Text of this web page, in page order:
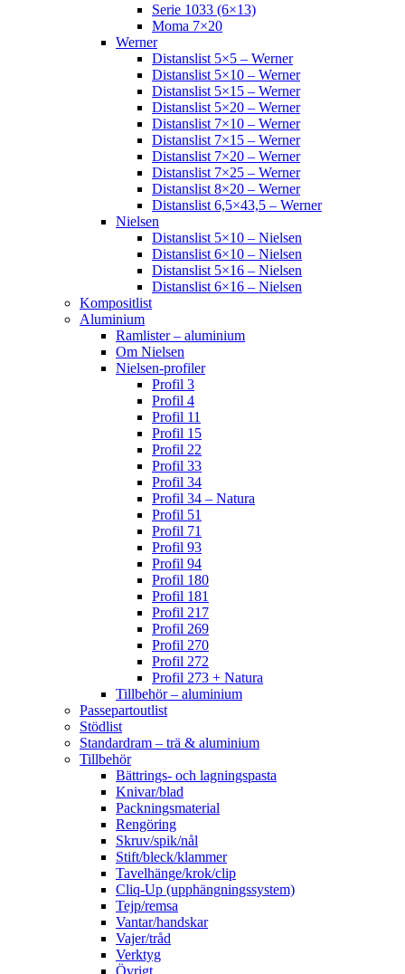
Serie 1033 (6×13)
Moma 7×20
Werner
Distanslist 5×5 – Werner
Distanslist 5×10 – Werner
Distanslist 5×15 – Werner
Distanslist 5×20 – Werner
Distanslist 7×10 – Werner
Distanslist 7×15 – Werner
Distanslist 7×20 – Werner
Distanslist 7×25 – Werner
Distanslist 8×20 – Werner
Distanslist 6,5×43,5 – Werner
Nielsen
Distanslist 5×10 – Nielsen
Distanslist 6×10 – Nielsen
Distanslist 5×16 – Nielsen
Distanslist 6×16 – Nielsen
Kompositlist
Aluminium
Ramlister – aluminium
Om Nielsen
Nielsen-profiler
Profil 3
Profil 4
Profil 11
Profil 15
Profil 22
Profil 33
Profil 34
Profil 34 – Natura
Profil 51
Profil 71
Profil 93
Profil 94
Profil 180
Profil 181
Profil 217
Profil 269
Profil 270
Profil 272
Profil 273 + Natura
Tillbehör – aluminium
Passepartoutlist
Stödlist
Standardram – trä & aluminium
Tillbehör
Bättrings- och lagningspasta
Knivar/blad
Packningsmaterial
Rengöring
Skruv/spik/nål
Stift/bleck/klammer
Tavelhänge/krok/clip
Cliq-Up (upphängningssystem)
Tejp/remsa
Vantar/handskar
Vajer/tråd
Verktyg
Övrigt